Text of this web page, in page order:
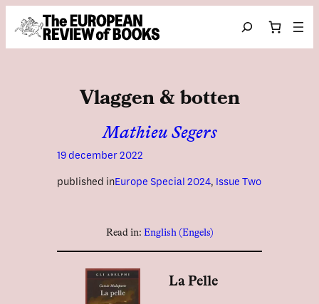
Ga naar de inhoud
Search
Vlaggen & botten
Mathieu Segers
19 december 2022
published inEurope Special 2024, Issue Two
Read in: English (Engels)
La Pelle